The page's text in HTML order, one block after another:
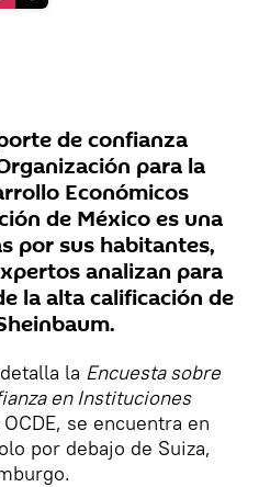
de confianza
para la
Económicos
de México es una
por sus habitantes,
analizan para
la alta calificación de
la Encuesta sobre
en Instituciones
se encuentra en
por debajo de Suiza,